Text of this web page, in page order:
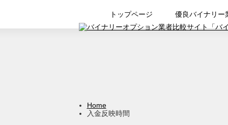
トップページ 優良バイナリー
Home
入金反映時間